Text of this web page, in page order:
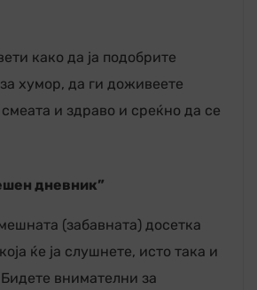
како да ја подобрите
хумор, да ги доживеете
и здраво и среќно да се
дневник”
(забавната) досетка
ќе ја слушнете, исто така и
внимателни за